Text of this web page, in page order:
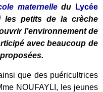
maternelle du
Lycée
les petits de la crèche
l’environnement de
avec beaucoup de
que des puéricultrices
NOUFAYLI, les jeunes